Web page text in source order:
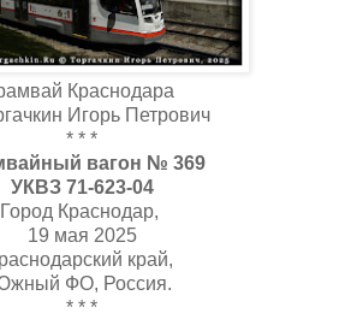
Краснодара
Игорь Петрович
* * *
вагон № 369
УКВЗ 71-623-04
Город Краснодар,
19 мая 2025
край,
ФО, Россия.
* * *